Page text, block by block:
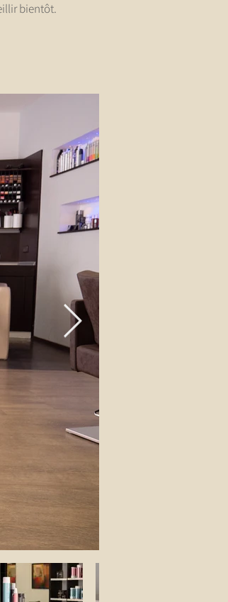
bientôt.